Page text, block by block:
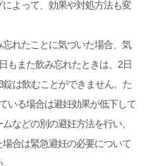
よって、効果や対処方法も変
れたことに気づいた場合、気
もまた飲み忘れたときは、2日
は飲むことができません。た
いる場合は避妊効果が低下して
などの別の避妊方法を行い、
合は緊急避妊の必要について